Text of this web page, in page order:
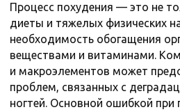
Процесс похудения — это не
диеты и тяжелых физических
необходимость обогащения
веществами и витаминами.
и макроэлементов может
проблем, связанных с
ногтей. Основной ошибкой при